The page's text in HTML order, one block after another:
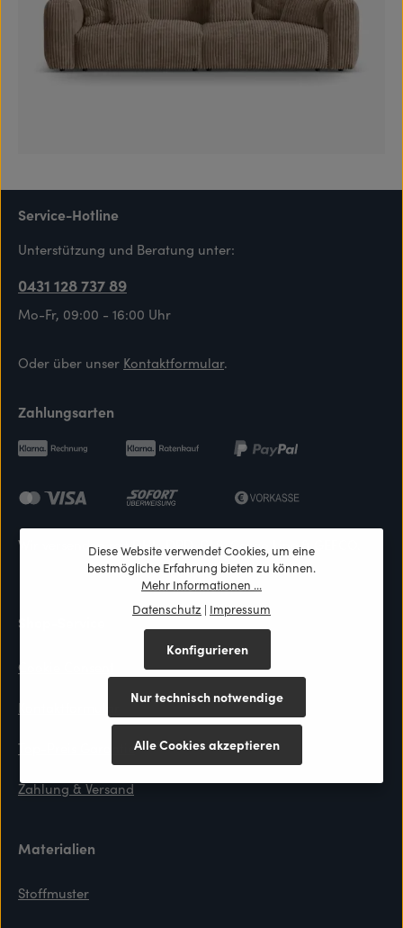
Service-Hotline
Unterstützung und Beratung unter:
0431 128 737 89
Mo-Fr, 09:00 - 16:00 Uhr
Oder über unser Kontaktformular.
Zahlungsarten
Wir versenden mit DHL, DPD, GLS, Cargo Line & GEFCO.
Shop-Service
Cookie Consent
Kontaktformular
Top-Preis Garantie
Zahlung & Versand
Materialien
Stoffmuster
Diese Website verwendet Cookies, um eine
bestmögliche Erfahrung bieten zu können.
Mehr Informationen ...
Datenschutz | Impressum
Nur technisch notwendige
Konfigurieren
Alle Cookies akzeptieren